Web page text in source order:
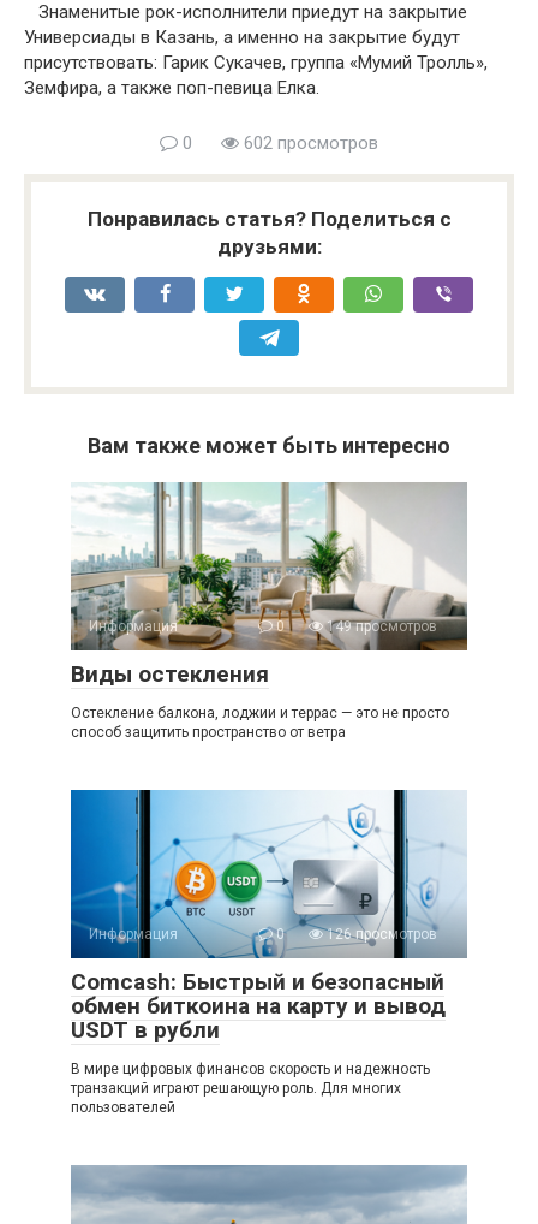
Знаменитые рок-исполнители приедут на закрытие
Универсиады в Казань, а именно на закрытие будут
присутствовать: Гарик Сукачев, группа «Мумий Тролль»,
Земфира, а также поп-певица Елка.
0 602 просмотров
Понравилась статья? Поделиться с
друзьями:
Вам также может быть интересно
Информация 0 149 просмотров
Виды остекления
Остекление балкона, лоджии и террас — это не просто
способ защитить пространство от ветра
Информация 0 126 просмотров
Comcash: Быстрый и безопасный
обмен биткоина на карту и вывод
USDT в рубли
В мире цифровых финансов скорость и надежность
транзакций играют решающую роль. Для многих
пользователей